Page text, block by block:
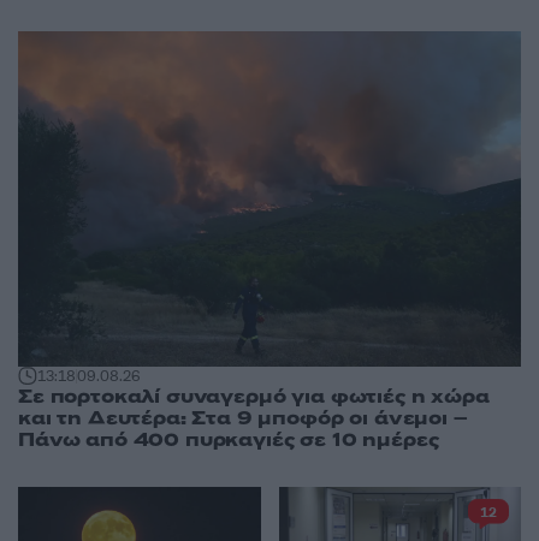
13:1809.08.26
Σε πορτοκαλί συναγερμό για φωτιές η χώρα
και τη Δευτέρα: Στα 9 μποφόρ οι άνεμοι –
Πάνω από 400 πυρκαγιές σε 10 ημέρες
12